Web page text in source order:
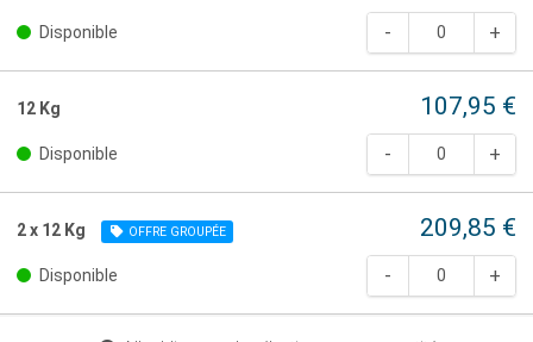
Disponible
12 Kg 107,95 €
Disponible
2 x 12 Kg OFFRE GROUPÉE 209,85 €
Disponible